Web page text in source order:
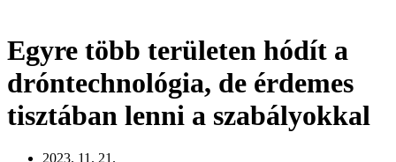
Egyre több területen hódít a
dróntechnológia, de érdemes
tisztában lenni a szabályokkal
2023. 11. 21.